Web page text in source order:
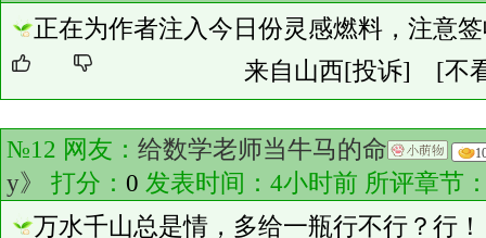
正在为作者注入今日份灵感燃料，注意签
来自山西[投诉] [不
№12 网友： 给数学老师当牛马的命
y》 打分： 0 发表时间：4小时前 所评章节
万水千山总是情，多给一瓶行不行？行！